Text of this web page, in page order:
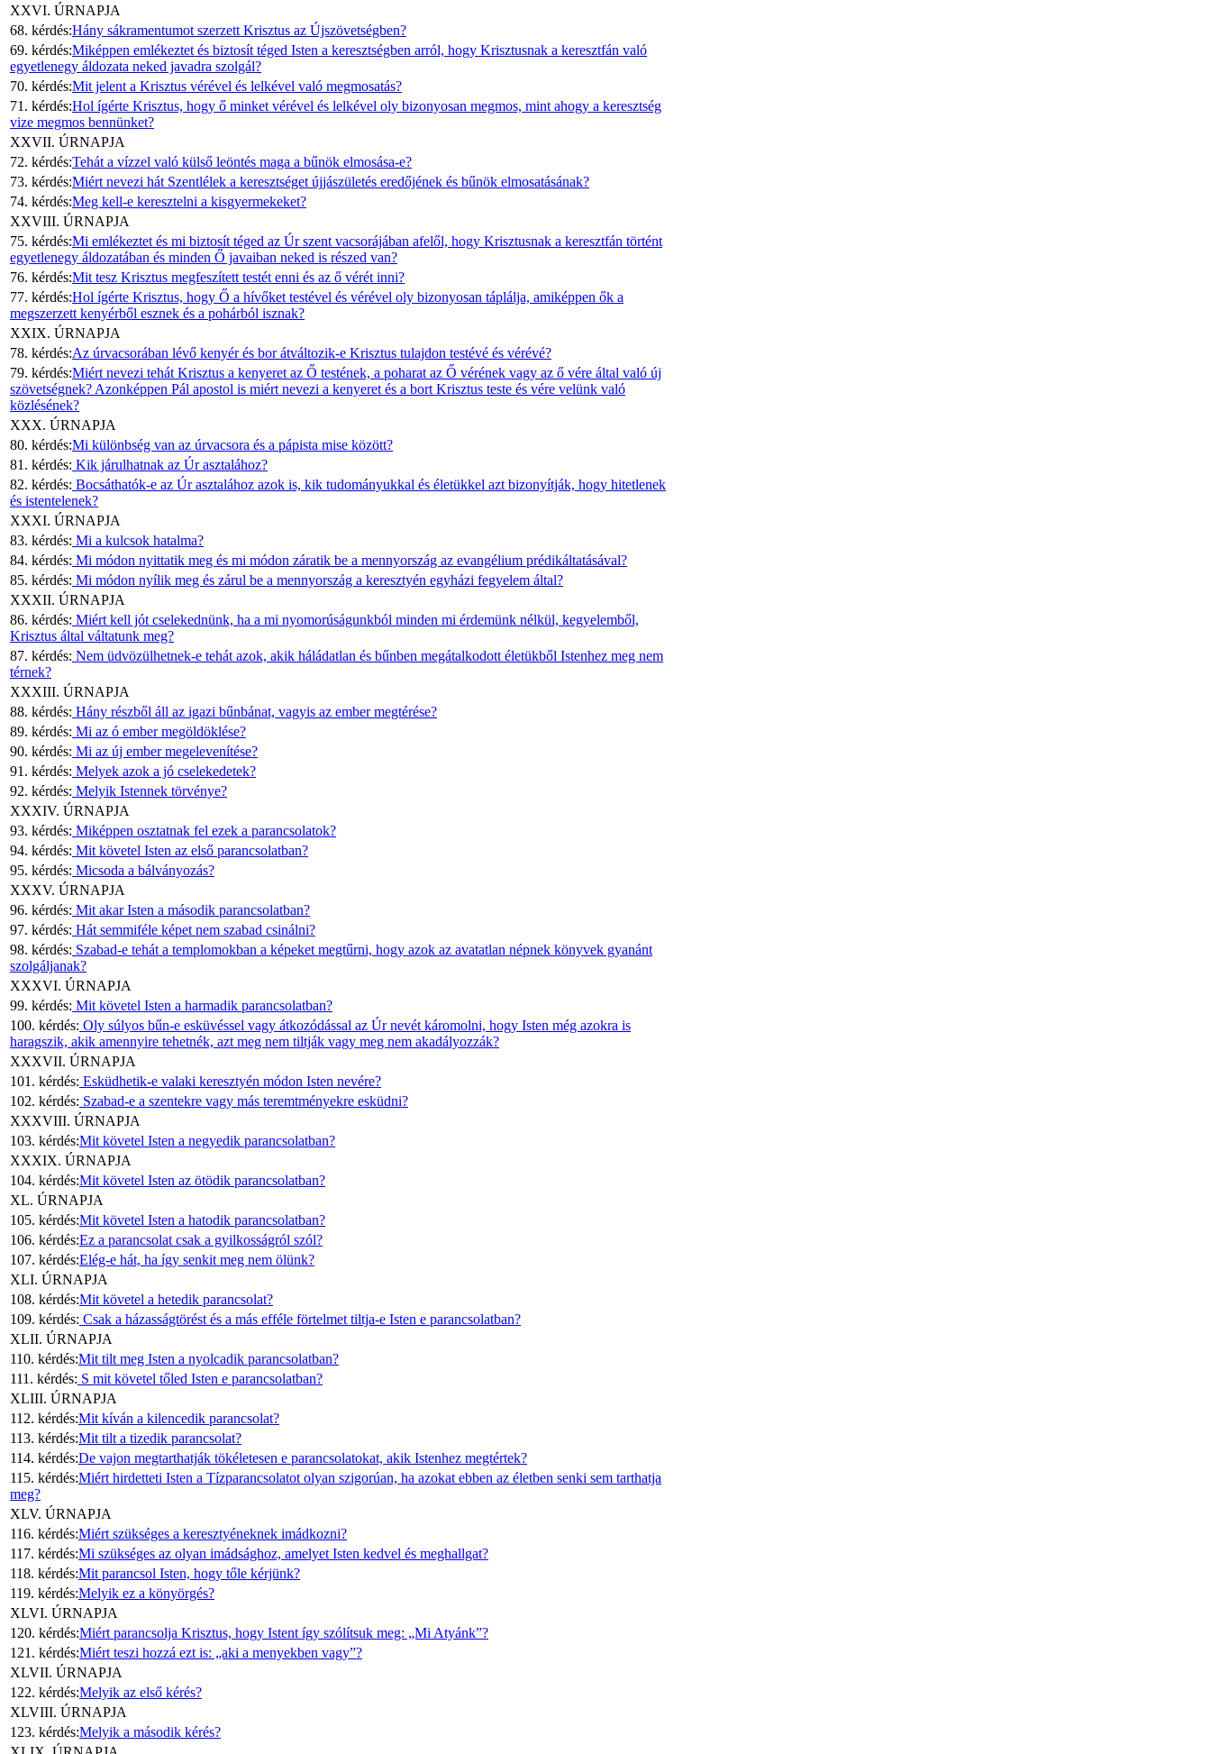
XXVI. ÚRNAPJA
68. kérdés:Hány sákramentumot szerzett Krisztus az Újszövetségben?
69. kérdés:Miképpen emlékeztet és biztosít téged Isten a keresztségben arról, hogy Krisztusnak a keresztfán való
egyetlenegy áldozata neked javadra szolgál?
70. kérdés:Mit jelent a Krisztus vérével és lelkével való megmosatás?
71. kérdés:Hol ígérte Krisztus, hogy ő minket vérével és lelkével oly bizonyosan megmos, mint ahogy a keresztség
vize megmos bennünket?
XXVII. ÚRNAPJA
72. kérdés:Tehát a vízzel való külső leöntés maga a bűnök elmosása-e?
73. kérdés:Miért nevezi hát Szentlélek a keresztséget újjászületés eredőjének és bűnök elmosatásának?
74. kérdés:Meg kell-e keresztelni a kisgyermekeket?
XXVIII. ÚRNAPJA
75. kérdés:Mi emlékeztet és mi biztosít téged az Úr szent vacsorájában afelől, hogy Krisztusnak a keresztfán történt
egyetlenegy áldozatában és minden Ő javaiban neked is részed van?
76. kérdés:Mit tesz Krisztus megfeszített testét enni és az ő vérét inni?
77. kérdés:Hol ígérte Krisztus, hogy Ő a hívőket testével és vérével oly bizonyosan táplálja, amiképpen ők a
megszerzett kenyérből esznek és a pohárból isznak?
XXIX. ÚRNAPJA
78. kérdés:Az úrvacsorában lévő kenyér és bor átváltozik-e Krisztus tulajdon testévé és vérévé?
79. kérdés:Miért nevezi tehát Krisztus a kenyeret az Ő testének, a poharat az Ő vérének vagy az ő vére által való új
szövetségnek? Azonképpen Pál apostol is miért nevezi a kenyeret és a bort Krisztus teste és vére velünk való
közlésének?
XXX. ÚRNAPJA
80. kérdés:Mi különbség van az úrvacsora és a pápista mise között?
81. kérdés: Kik járulhatnak az Úr asztalához?
82. kérdés: Bocsáthatók-e az Úr asztalához azok is, kik tudományukkal és életükkel azt bizonyítják, hogy hitetlenek
és istentelenek?
XXXI. ÚRNAPJA
83. kérdés: Mi a kulcsok hatalma?
84. kérdés: Mi módon nyittatik meg és mi módon záratik be a mennyország az evangélium prédikáltatásával?
85. kérdés: Mi módon nyílik meg és zárul be a mennyország a keresztyén egyházi fegyelem által?
XXXII. ÚRNAPJA
86. kérdés: Miért kell jót cselekednünk, ha a mi nyomorúságunkból minden mi érdemünk nélkül, kegyelemből,
Krisztus által váltatunk meg?
87. kérdés: Nem üdvözülhetnek-e tehát azok, akik háládatlan és bűnben megátalkodott életükből Istenhez meg nem
térnek?
XXXIII. ÚRNAPJA
88. kérdés: Hány részből áll az igazi bűnbánat, vagyis az ember megtérése?
89. kérdés: Mi az ó ember megöldöklése?
90. kérdés: Mi az új ember megelevenítése?
91. kérdés: Melyek azok a jó cselekedetek?
92. kérdés: Melyik Istennek törvénye?
XXXIV. ÚRNAPJA
93. kérdés: Miképpen osztatnak fel ezek a parancsolatok?
94. kérdés: Mit követel Isten az első parancsolatban?
95. kérdés: Micsoda a bálványozás?
XXXV. ÚRNAPJA
96. kérdés: Mit akar Isten a második parancsolatban?
97. kérdés: Hát semmiféle képet nem szabad csinálni?
98. kérdés: Szabad-e tehát a templomokban a képeket megtűrni, hogy azok az avatatlan népnek könyvek gyanánt
szolgáljanak?
XXXVI. ÚRNAPJA
99. kérdés: Mit követel Isten a harmadik parancsolatban?
100. kérdés: Oly súlyos bűn-e esküvéssel vagy átkozódással az Úr nevét káromolni, hogy Isten még azokra is
haragszik, akik amennyire tehetnék, azt meg nem tiltják vagy meg nem akadályozzák?
XXXVII. ÚRNAPJA
101. kérdés: Esküdhetik-e valaki keresztyén módon Isten nevére?
102. kérdés: Szabad-e a szentekre vagy más teremtményekre esküdni?
XXXVIII. ÚRNAPJA
103. kérdés:Mit követel Isten a negyedik parancsolatban?
XXXIX. ÚRNAPJA
104. kérdés:Mit követel Isten az ötödik parancsolatban?
XL. ÚRNAPJA
105. kérdés:Mit követel Isten a hatodik parancsolatban?
106. kérdés:Ez a parancsolat csak a gyilkosságról szól?
107. kérdés:Elég-e hát, ha így senkit meg nem ölünk?
XLI. ÚRNAPJA
108. kérdés:Mit követel a hetedik parancsolat?
109. kérdés: Csak a házasságtörést és a más efféle förtelmet tiltja-e Isten e parancsolatban?
XLII. ÚRNAPJA
110. kérdés:Mit tilt meg Isten a nyolcadik parancsolatban?
111. kérdés: S mit követel tőled Isten e parancsolatban?
XLIII. ÚRNAPJA
112. kérdés:Mit kíván a kilencedik parancsolat?
113. kérdés:Mit tilt a tizedik parancsolat?
114. kérdés:De vajon megtarthatják tökéletesen e parancsolatokat, akik Istenhez megtértek?
115. kérdés:Miért hirdetteti Isten a Tízparancsolatot olyan szigorúan, ha azokat ebben az életben senki sem tarthatja
meg?
XLV. ÚRNAPJA
116. kérdés:Miért szükséges a keresztyéneknek imádkozni?
117. kérdés:Mi szükséges az olyan imádsághoz, amelyet Isten kedvel és meghallgat?
118. kérdés:Mit parancsol Isten, hogy tőle kérjünk?
119. kérdés:Melyik ez a könyörgés?
XLVI. ÚRNAPJA
120. kérdés:Miért parancsolja Krisztus, hogy Istent így szólítsuk meg: „Mi Atyánk”?
121. kérdés:Miért teszi hozzá ezt is: „aki a menyekben vagy”?
XLVII. ÚRNAPJA
122. kérdés:Melyik az első kérés?
XLVIII. ÚRNAPJA
123. kérdés:Melyik a második kérés?